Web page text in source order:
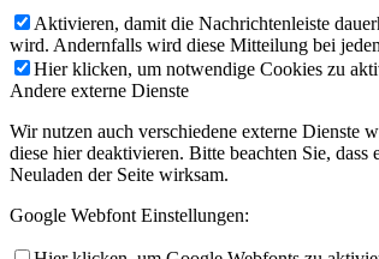
Aktivieren, damit die Nachrichtenleiste
wird. Andernfalls wird diese Mitteilung bei
Hier klicken, um notwendige Cookies zu
Andere externe Dienste
Wir nutzen auch verschiedene externe Dienste
diese hier deaktivieren. Bitte beachten Sie,
Neuladen der Seite wirksam.
Google Webfont Einstellungen: